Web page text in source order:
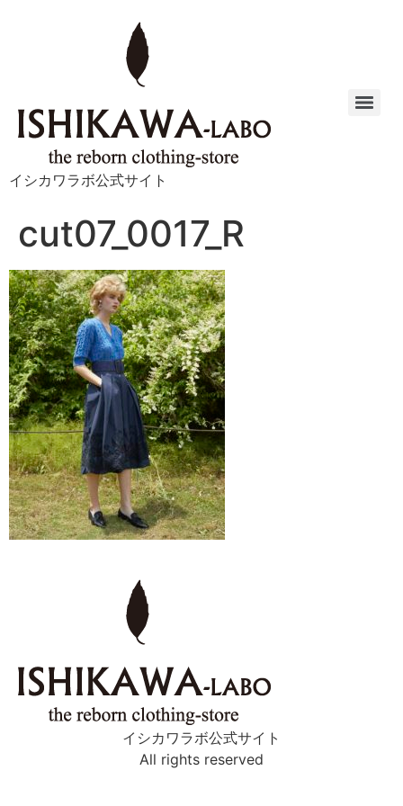
イシカワラボ公式サイト
cut07_0017_R
イシカワラボ公式サイト
All rights reserved